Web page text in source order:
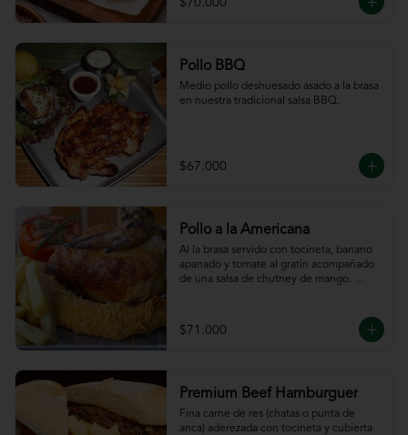
$70.000
Pollo BBQ
Medio pollo deshuesado asado a la brasa
en nuestra tradicional salsa BBQ.
$67.000
Pollo a la Americana
Al la brasa servido con tocineta, banano
apanado y tomate al gratín acompañado
de una salsa de chutney de mango.
$71.000
Premium Beef Hamburguer
Fina carne de res (chatas o punta de
anca) aderezada con tocineta y cubierta